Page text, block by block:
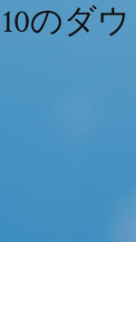
のダウ